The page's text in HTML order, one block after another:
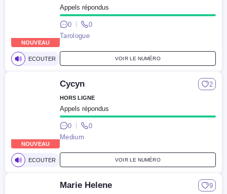
NOUVEAU
Appels répondus
0
0
Tarologue
ECOUTER VOIR LE NUMÉRO
NOUVEAU
Cycyn 2
HORS LIGNE
Appels répondus
0
0
Medium
ECOUTER VOIR LE NUMÉRO
Marie Helene 9